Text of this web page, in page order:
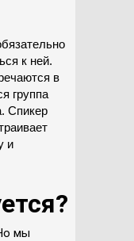
к ней.
в
группа
Спикер
и
мы